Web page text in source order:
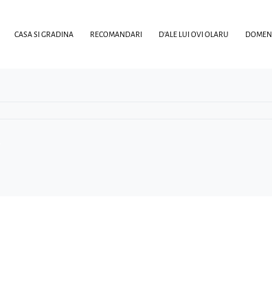
CASA SI GRADINA RECOMANDARI D’ALE LUI OVI OLARU